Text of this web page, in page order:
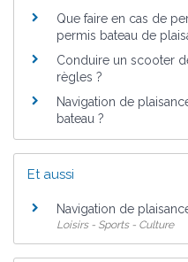
Que faire en cas de
permis bateau de
Conduire un scooter
règles ?
Navigation de
bateau ?
Et aussi
Navigation de
Loisirs - Sports - Culture